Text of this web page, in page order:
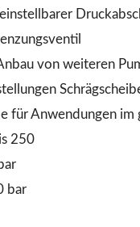
von weiteren
für Anwendungen im
250
bar